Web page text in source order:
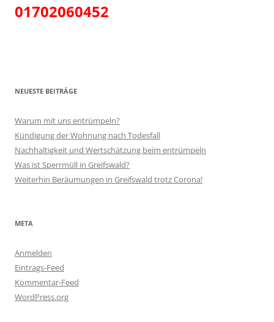
01702060452
NEUESTE BEITRÄGE
Warum mit uns entrümpeln?
Kündigung der Wohnung nach Todesfall
Nachhaltigkeit und Wertschätzung beim entrümpeln
Was ist Sperrmüll in Greifswald?
Weiterhin Beräumungen in Greifswald trotz Corona!
META
Anmelden
Eintrags-Feed
Kommentar-Feed
WordPress.org